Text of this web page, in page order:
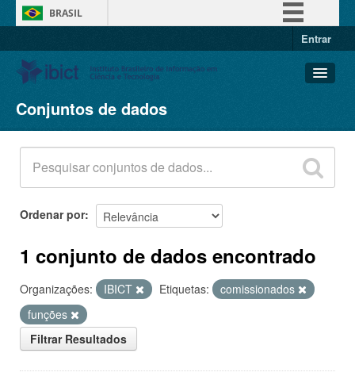
BRASIL
Entrar
Conjuntos de dados
Organizações
Grupos
Sobre
Conjuntos de dados
Ordenar por
1 conjunto de dados encontrado
Organizações: IBICT Etiquetas:
comissionados
funções
Filtrar Resultados